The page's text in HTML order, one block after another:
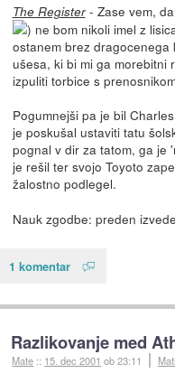
The Register- Zase vem,
) ne bom nikoli imel z
ostanem brez
ušesa, ki bi mi ga morebitni
izpuliti torbice s
Pogumnejši pa je bil
je poskušal ustaviti tatu
pognal v dir za tatom, ga je
je rešil ter svojo Toyoto
žalostno podlegel.
Nauk zgodbe: preden
1 komentar
Razlikovanje med
Mate :: 15. dec 2001 ob 23:11